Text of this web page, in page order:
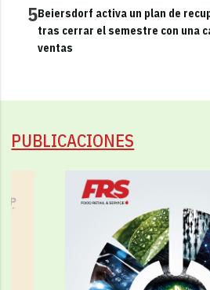
5Beiersdorf activa un plan de
tras cerrar el semestre con una
ventas
PUBLICACIONES